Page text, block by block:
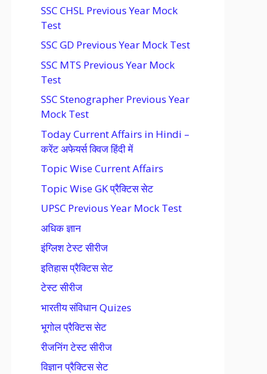
SSC CHSL Previous Year Mock
Test
SSC GD Previous Year Mock Test
SSC MTS Previous Year Mock
Test
SSC Stenographer Previous Year
Mock Test
Today Current Affairs in Hindi –
करेंट अफेयर्स क्विज हिंदी में
Topic Wise Current Affairs
Topic Wise GK प्रैक्टिस सेट
UPSC Previous Year Mock Test
अधिक ज्ञान
इंग्लिश टेस्ट सीरीज
इतिहास प्रैक्टिस सेट
टेस्ट सीरीज
भारतीय संविधान Quizes
भूगोल प्रैक्टिस सेट
रीजनिंग टेस्ट सीरीज
विज्ञान प्रैक्टिस सेट